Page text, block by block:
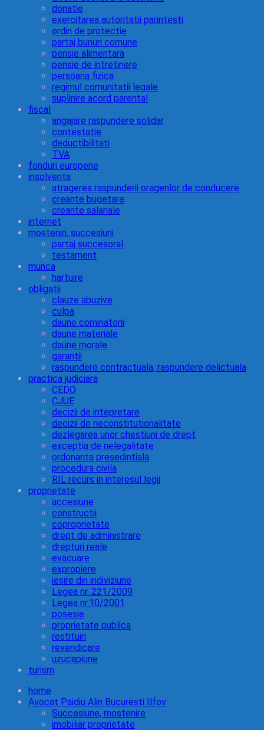
donatie
exercitarea autoritatii parintesti
ordin de protectie
partaj bunuri comune
pensie alimentara
pensie de intretinere
persoana fizica
regimul comunitatii legale
suplinire acord parental
fiscal
angajare raspundere solidar
contestatie
deductibilitati
TVA
fonduri europene
insolventa
atragerea raspunderii oragenlor de conducere
creante bugetare
creante salariale
internet
mosteniri, succesiuni
partaj succesoral
testament
munca
hartuire
obligatii
clauze abuzive
culpa
daune cominatorii
daune materiale
daune morale
garantii
raspundere contractuala, raspundere delictuala
practica judiciara
CEDO
CJUE
decizii de intepretare
decizii de neconstitutionalitate
dezlegarea unor chestiuni de drept
exceptia de nelegalitate
ordonanta presedintiala
procedura civila
RIL recurs in interesul legii
proprietate
accesiune
constructii
coproprietate
drept de administrare
drepturi reale
evacuare
expropiere
iesire din indiviziune
Legea nr. 221/2009
Legea nr.10/2001
posesie
proprietate publica
restituiri
revendicare
uzucapiune
turism
home
Avocat Paidiu Alin Bucuresti Ilfov
Succesiune, mostenire
imobiliar proprietate